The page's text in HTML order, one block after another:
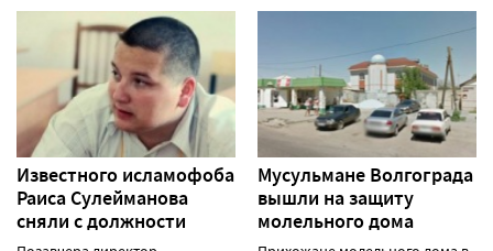
Известного исламофоба
Раиса Сулейманова
сняли с должности
Мусульмане Волгограда
вышли на защиту
молельного дома